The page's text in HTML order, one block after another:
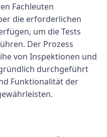
Fachleuten
die erforderlichen
um die Tests
Der Prozess
von Inspektionen und
durchgeführt
Funktionalität der